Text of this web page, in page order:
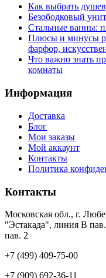
Как выбрать
Безободковый
Стальные ванны:
Плюсы и минусы
фарфор,
Что важно знать
комнаты
Информация
Доставка
Блог
Мои заказы
Мой аккаунт
Контакты
Политика
Контакты
Московская обл., г.
"Эстакада", линия В
пав. 2
+7 (499) 409-75-00
+7 (909) 692-36-11